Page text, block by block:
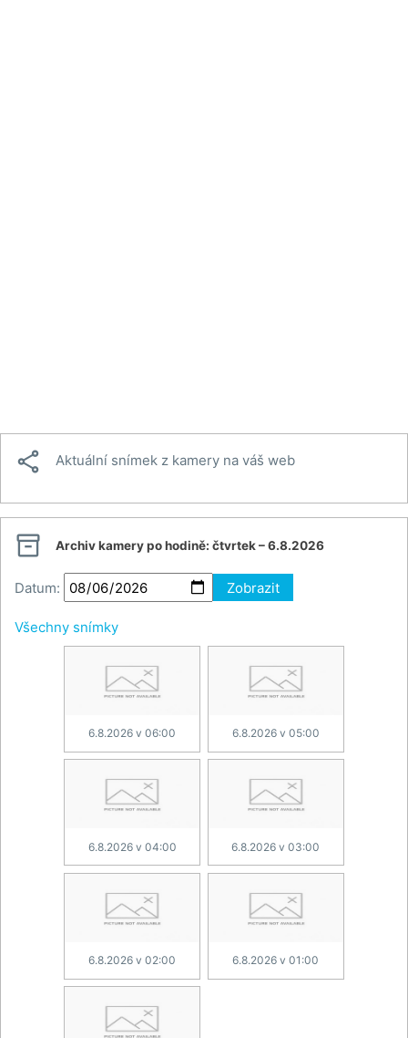
 Aktuální snímek z kamery na váš web
 Archiv kamery po hodině: čtvrtek – 6.8.2026
Datum: Zobrazit
Všechny snímky
6.8.2026 v 06:00 6.8.2026 v 05:00
6.8.2026 v 04:00 6.8.2026 v 03:00
6.8.2026 v 02:00 6.8.2026 v 01:00